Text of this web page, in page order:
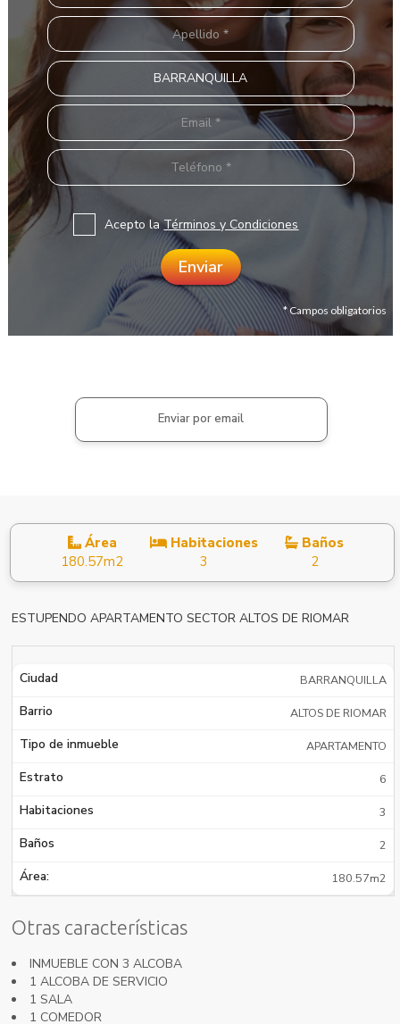
Acepto laTérminos y Condiciones
* Campos obligatorios
Enviar por email
Área
180.57m2
Habitaciones
3
Baños
2
ESTUPENDO APARTAMENTO SECTOR ALTOS DE RIOMAR
Ciudad BARRANQUILLA
Barrio ALTOS DE RIOMAR
Tipo de inmueble APARTAMENTO
Estrato 6
Habitaciones 3
Baños 2
Área: 180.57m2
Otras características
INMUEBLE CON 3 ALCOBA
1 ALCOBA DE SERVICIO
1 SALA
1 COMEDOR